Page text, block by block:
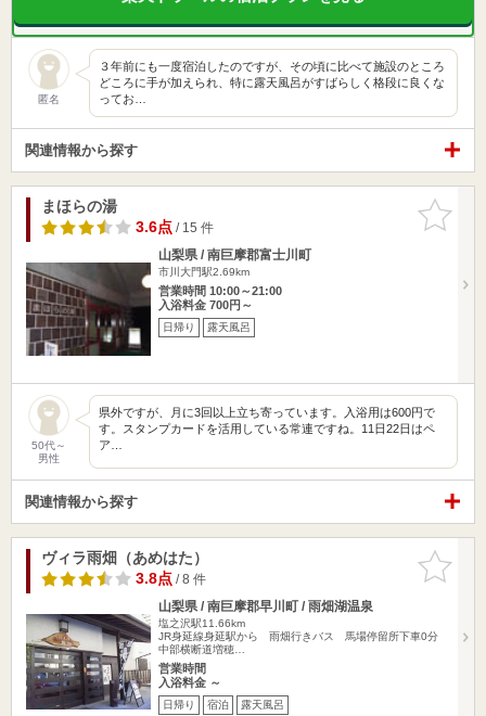
匿名
３年前にも一度宿泊したのですが、その頃に比べて施設のところ
どころに手が加えられ、特に露天風呂がすばらしく格段に良くな
ってお…
関連情報から探す
お気に入
りに追加
まほらの湯
3.6点/ 15 件
山梨県 / 南巨摩郡富士川町
市川大門駅2.69km
営業時間 10:00～21:00
入浴料金 700円～
日帰り 露天風呂
50代～
男性
県外ですが、月に3回以上立ち寄っています。入浴用は600円で
す。スタンプカードを活用している常連ですね。11日22日はペ
ア…
関連情報から探す
お気に入
りに追加
ヴィラ雨畑（あめはた）
3.8点/ 8 件
山梨県 / 南巨摩郡早川町 / 雨畑湖温泉
塩之沢駅11.66km
JR身延線身延駅から 雨畑行きバス 馬場停留所下車0分
中部横断道増穂…
営業時間
入浴料金 ～
日帰り 宿泊 露天風呂